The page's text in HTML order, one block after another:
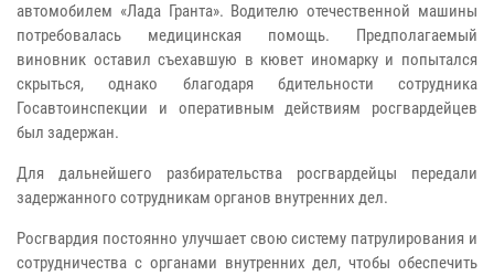
автомобилем «Лада Гранта». Водителю отечественной машины
потребовалась медицинская помощь. Предполагаемый
виновник оставил съехавшую в кювет иномарку и попытался
скрыться, однако благодаря бдительности сотрудника
Госавтоинспекции и оперативным действиям росгвардейцев
был задержан.
Для дальнейшего разбирательства росгвардейцы передали
задержанного сотрудникам органов внутренних дел.
Росгвардия постоянно улучшает свою систему патрулирования и
сотрудничества с органами внутренних дел, чтобы обеспечить